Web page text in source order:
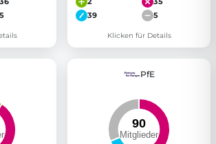
5
39
5
Klicken für Details
PfE